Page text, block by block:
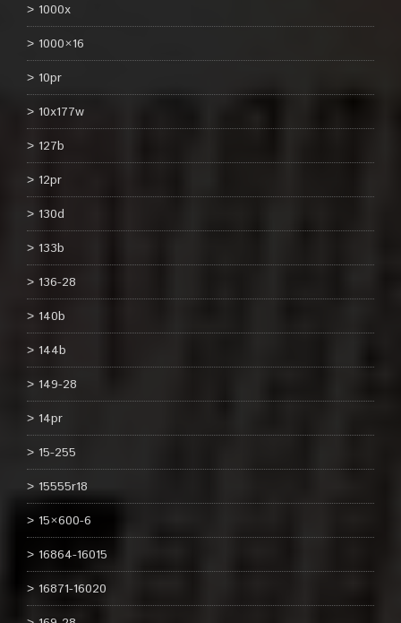
1000x
1000×16
10pr
10x177w
127b
12pr
130d
133b
136-28
140b
144b
149-28
14pr
15-255
15555r18
15×600-6
16864-16015
16871-16020